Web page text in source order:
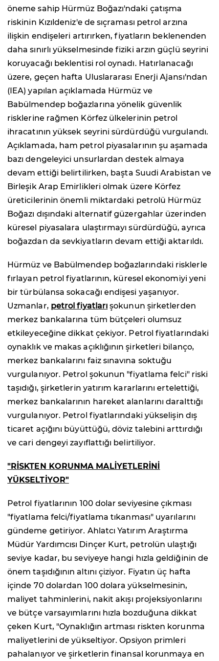
öneme sahip Hürmüz Boğazı'ndaki çatışma
riskinin Kızıldeniz'e de sıçraması petrol arzına
ilişkin endişeleri artırırken, fiyatların beklenenden
daha sınırlı yükselmesinde fiziki arzın güçlü seyrini
koruyacağı beklentisi rol oynadı. Hatırlanacağı
üzere, geçen hafta Uluslararası Enerji Ajansı'ndan
(IEA) yapılan açıklamada Hürmüz ve
Babülmendep boğazlarına yönelik güvenlik
risklerine rağmen Körfez ülkelerinin petrol
ihracatının yüksek seyrini sürdürdüğü vurgulandı.
Açıklamada, ham petrol piyasalarının şu aşamada
bazı dengeleyici unsurlardan destek almaya
devam ettiği belirtilirken, başta Suudi Arabistan ve
Birleşik Arap Emirlikleri olmak üzere Körfez
üreticilerinin önemli miktardaki petrolü Hürmüz
Boğazı dışındaki alternatif güzergahlar üzerinden
küresel piyasalara ulaştırmayı sürdürdüğü, ayrıca
boğazdan da sevkiyatların devam ettiği aktarıldı.
Hürmüz ve Babülmendep boğazlarındaki risklerle
fırlayan petrol fiyatlarının, küresel ekonomiyi yeni
bir türbülansa sokacağı endişesi yaşanıyor.
Uzmanlar, petrol fiyatları şokunun şirketlerden
merkez bankalarına tüm bütçeleri olumsuz
etkileyeceğine dikkat çekiyor. Petrol fiyatlarındaki
oynaklık ve makas açıklığının şirketleri bilanço,
merkez bankalarını faiz sınavına soktuğu
vurgulanıyor. Petrol şokunun "fiyatlama felci" riski
taşıdığı, şirketlerin yatırım kararlarını ertelettiği,
merkez bankalarının hareket alanlarını daralttığı
vurgulanıyor. Petrol fiyatlarındaki yükselişin dış
ticaret açığını büyüttüğü, döviz talebini arttırdığı
ve cari dengeyi zayıflattığı belirtiliyor.
"RİSKTEN KORUNMA MALİYETLERİNİ
YÜKSELTİYOR"
Petrol fiyatlarının 100 dolar seviyesine çıkması
"fiyatlama felci/fiyatlama tıkanması" uyarılarını
gündeme getiriyor. Ahlatcı Yatırım Araştırma
Müdür Yardımcısı Dinçer Kurt, petrolün ulaştığı
seviye kadar, bu seviyeye hangi hızla geldiğinin de
önem taşıdığının altını çiziyor. Fiyatın üç hafta
içinde 70 dolardan 100 dolara yükselmesinin,
maliyet tahminlerini, nakit akışı projeksiyonlarını
ve bütçe varsayımlarını hızla bozduğuna dikkat
çeken Kurt, "Oynaklığın artması riskten korunma
maliyetlerini de yükseltiyor. Opsiyon primleri
pahalanıyor ve şirketlerin finansal korunmaya en